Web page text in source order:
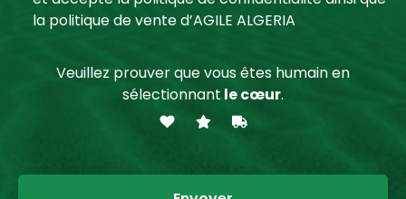
la politique de vente d’AGILE ALGERIA
Veuillez prouver que vous êtes humain en
sélectionnant le cœur.